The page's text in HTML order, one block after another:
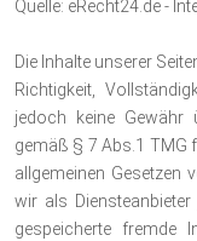
Quelle: eRecht24.de -
Die Inhalte unserer
Richtigkeit,
jedoch keine Gewähr
gemäß § 7 Abs.1 TMG
allgemeinen Gesetzen
wir als
gespeicherte fremde